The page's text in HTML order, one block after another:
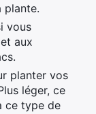
plante.
vous
aux
planter vos
léger, ce
ce type de